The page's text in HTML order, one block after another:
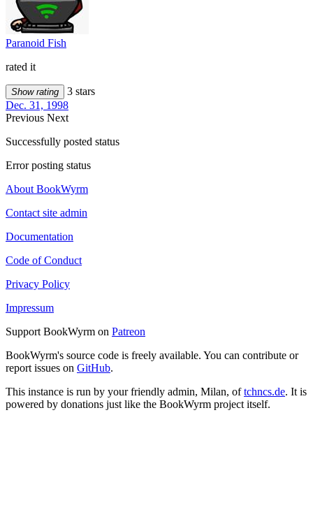
Paranoid Fish
rated it
Show rating
3 stars
Dec. 31, 1998
Previous Next
Successfully posted status
Error posting status
About BookWyrm
Contact site admin
Documentation
Code of Conduct
Privacy Policy
Impressum
Support BookWyrm on Patreon
BookWyrm's source code is freely available. You can contribute or
report issues on GitHub.
This instance is run by your friendly admin, Milan, oftchncs.de. It is
powered by donations just like the BookWyrm project itself.